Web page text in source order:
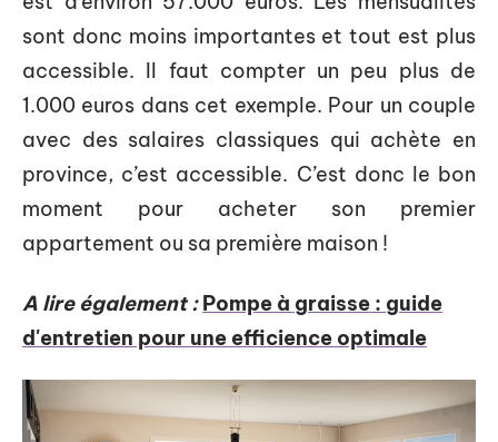
sont donc moins importantes et tout est plus
accessible. Il faut compter un peu plus de
1.000 euros dans cet exemple. Pour un couple
avec des salaires classiques qui achète en
province, c’est accessible. C’est donc le bon
moment pour acheter son premier
appartement ou sa première maison !
A lire également : Pompe à graisse : guide
d'entretien pour une efficience optimale